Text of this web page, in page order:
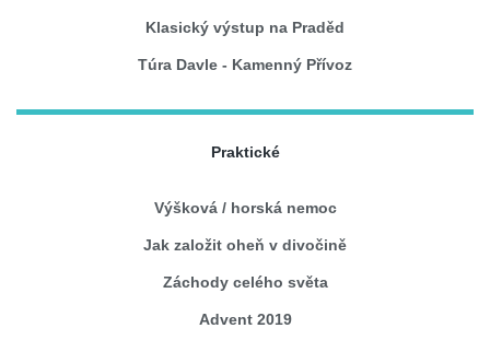
Klasický výstup na Praděd
Túra Davle - Kamenný Přívoz
Praktické
Výšková / horská nemoc
Jak založit oheň v divočině
Záchody celého světa
Advent 2019